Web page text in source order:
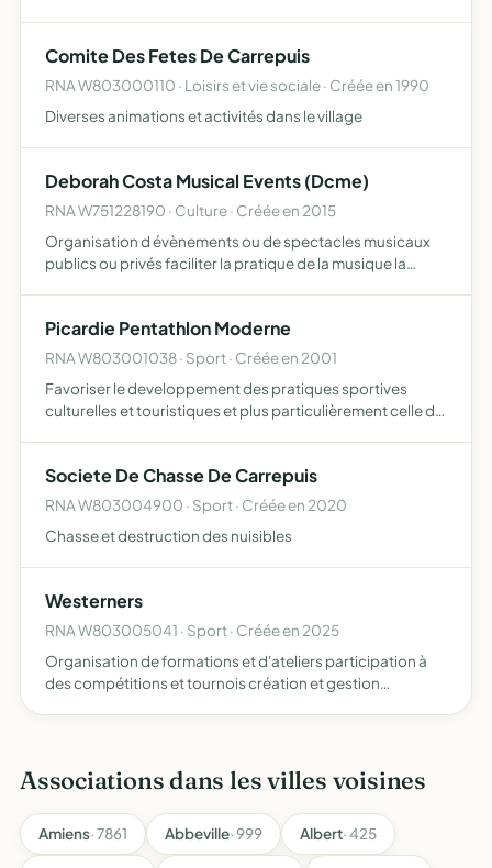
Comite Des Fetes De Carrepuis
RNA W803000110 · Loisirs et vie sociale · Créée en 1990
Diverses animations et activités dans le village
Deborah Costa Musical Events (Dcme)
RNA W751228190 · Culture · Créée en 2015
Organisation d évènements ou de spectacles musicaux
publics ou privés faciliter la pratique de la musique la
Picardie Pentathlon Moderne
RNA W803001038 · Sport · Créée en 2001
Favoriser le developpement des pratiques sportives
culturelles et touristiques et plus particulièrement celle du
Societe De Chasse De Carrepuis
RNA W803004900 · Sport · Créée en 2020
Chasse et destruction des nuisibles
Westerners
RNA W803005041 · Sport · Créée en 2025
Organisation de formations et d'ateliers participation à
des compétitions et tournois création et gestion
Associations dans les villes voisines
Amiens· 7861 Abbeville· 999 Albert· 425